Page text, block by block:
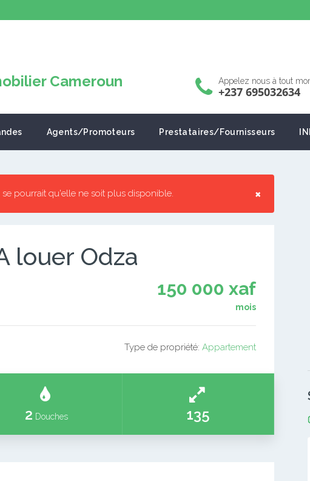
Appelez nous à tout
+237 695032634
Agents/Promoteurs Prestataires/Fournisseurs
×
se pourrait qu'elle ne soit plus disponible.
louer Odza
150 000 xaf
mois
Type de propriété: Appartement
2 Douches 135